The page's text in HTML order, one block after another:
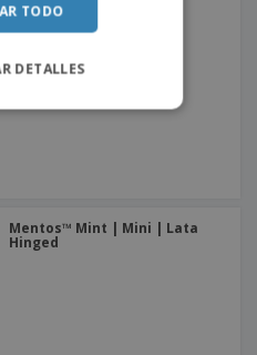
Mentos™ Mint | Mini | Lata
Hinged
TODO
DETALLES